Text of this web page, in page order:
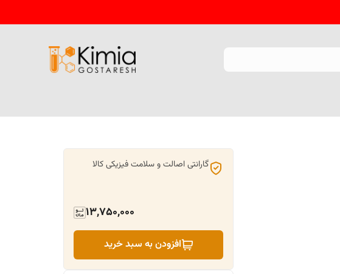
گارانتی اصالت و سلامت فیزیکی کالا
13,750,000
افزودن به سبد خرید